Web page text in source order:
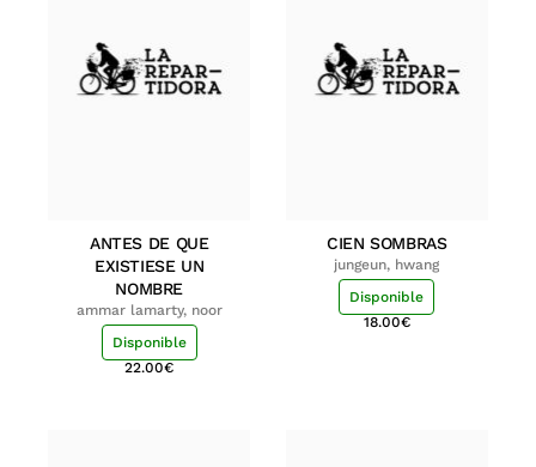
ANTES DE QUE
EXISTIESE UN
NOMBRE
ammar lamarty, noor
Disponible
22.00€
CIEN SOMBRAS
jungeun, hwang
Disponible
18.00€